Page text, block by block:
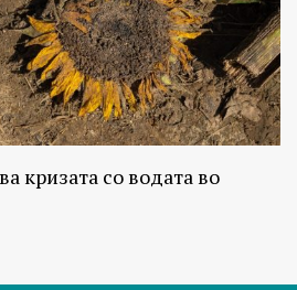
кризата со водата во